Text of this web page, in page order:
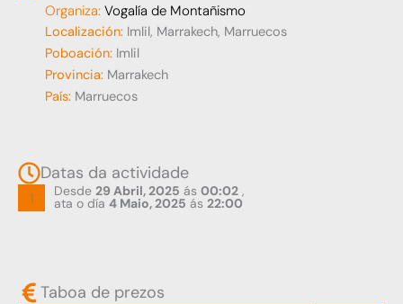
Organiza: Vogalía de Montañismo
Localización: Imlil, Marrakech, Marruecos
Poboación: Imlil
Provincia: Marrakech
País: Marruecos
Datas da actividade
1 Desde 29 Abril, 2025 ás 00:02 ,
ata o día 4 Maio, 2025 ás 22:00
Taboa de prezos